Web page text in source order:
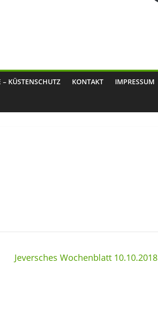
– KÜSTENSCHUTZ KONTAKT IMPRESSUM
Jeversches Wochenblatt 10.10.2018